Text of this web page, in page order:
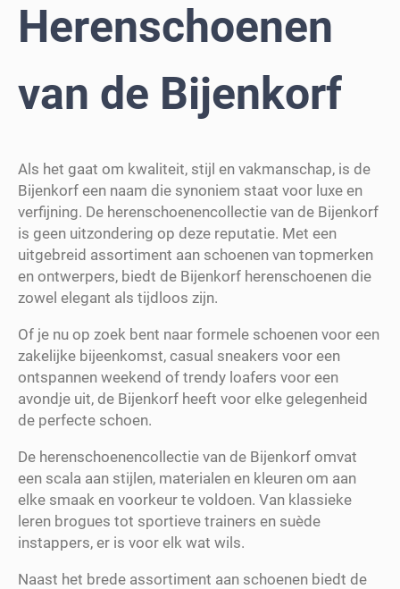
Herenschoenen
van de Bijenkorf
Als het gaat om kwaliteit, stijl en vakmanschap, is de
Bijenkorf een naam die synoniem staat voor luxe en
verfijning. De herenschoenencollectie van de Bijenkorf
is geen uitzondering op deze reputatie. Met een
uitgebreid assortiment aan schoenen van topmerken
en ontwerpers, biedt de Bijenkorf herenschoenen die
zowel elegant als tijdloos zijn.
Of je nu op zoek bent naar formele schoenen voor een
zakelijke bijeenkomst, casual sneakers voor een
ontspannen weekend of trendy loafers voor een
avondje uit, de Bijenkorf heeft voor elke gelegenheid
de perfecte schoen.
De herenschoenencollectie van de Bijenkorf omvat
een scala aan stijlen, materialen en kleuren om aan
elke smaak en voorkeur te voldoen. Van klassieke
leren brogues tot sportieve trainers en suède
instappers, er is voor elk wat wils.
Naast het brede assortiment aan schoenen biedt de